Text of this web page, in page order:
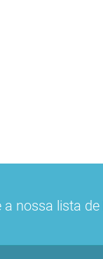
a nossa lista de